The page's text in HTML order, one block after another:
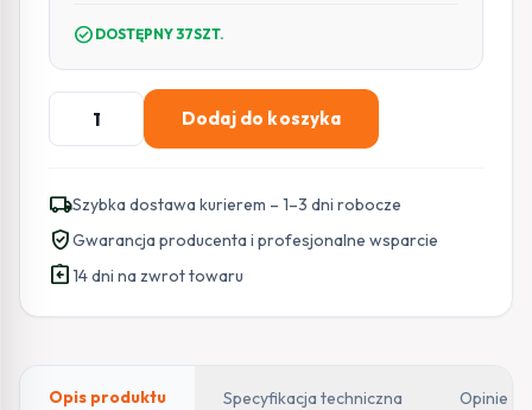
check_circle DOSTĘPNY 37SZT.
ilość
KAMERA
HIKVISION
DS-
2CD1047G2H-
LIU(2.8mm)
Dodaj do koszyka
local_shippingSzybka dostawa kurierem – 1–3 dni robocze
verified_userGwarancja producenta i profesjonalne wsparcie
assignment_return14 dni na zwrot towaru
Opis produktu Specyfikacja techniczna Opinie